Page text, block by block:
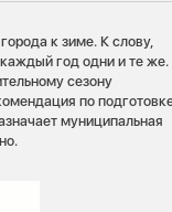
к зиме. К слову,
год одни и те же.
сезону
по
муниципальная